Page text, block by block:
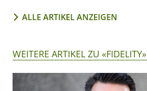
ALLE ARTIKEL ANZEIGEN
WEITERE ARTIKEL ZU «FIDELITY»